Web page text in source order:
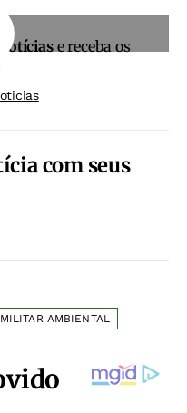
e receba os
com seus
AMBIENTAL